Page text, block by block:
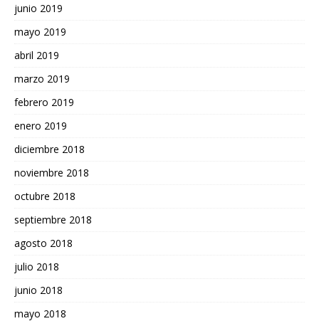
junio 2019
mayo 2019
abril 2019
marzo 2019
febrero 2019
enero 2019
diciembre 2018
noviembre 2018
octubre 2018
septiembre 2018
agosto 2018
julio 2018
junio 2018
mayo 2018